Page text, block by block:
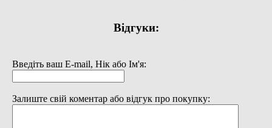
Відгуки:
Введіть ваш E-mail, Нік або Ім'я:
Залиште свій коментар або відгук про покупку: